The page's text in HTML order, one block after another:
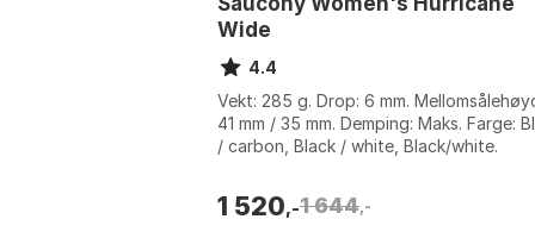
Wide
4.4
Vekt: 285 g. Drop: 6 mm.
41 mm / 35 mm. Demping: Maks. Farge:
/ carbon, Black / white, Black/white.
1 520,-1 644 ,-